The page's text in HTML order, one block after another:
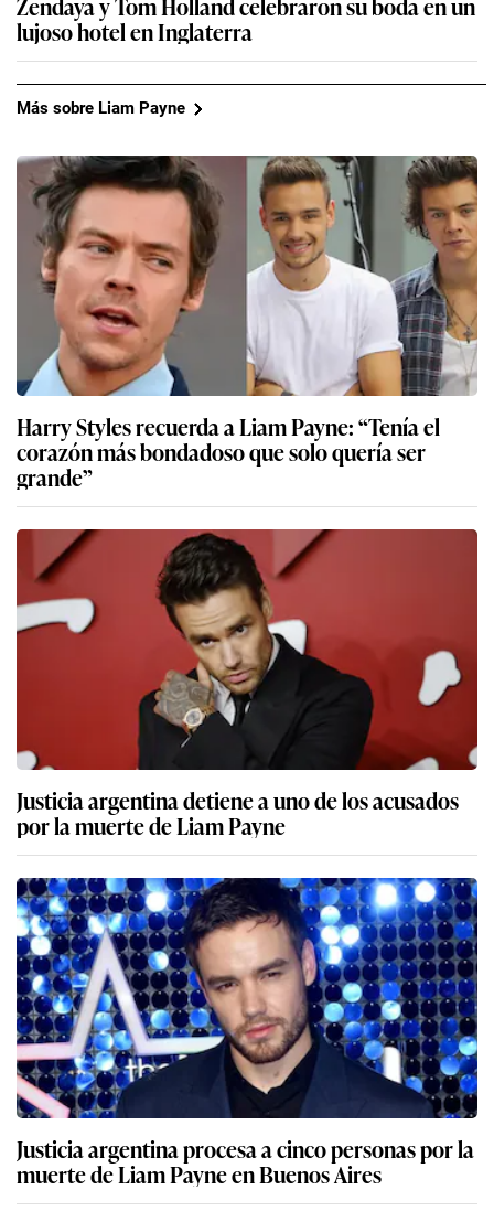
lujoso hotel en Inglaterra
Más sobre Liam Payne
Harry Styles recuerda a Liam Payne: “Tenía el
corazón más bondadoso que solo quería ser
grande”
Justicia argentina detiene a uno de los acusados
por la muerte de Liam Payne
Justicia argentina procesa a cinco personas por la
muerte de Liam Payne en Buenos Aires